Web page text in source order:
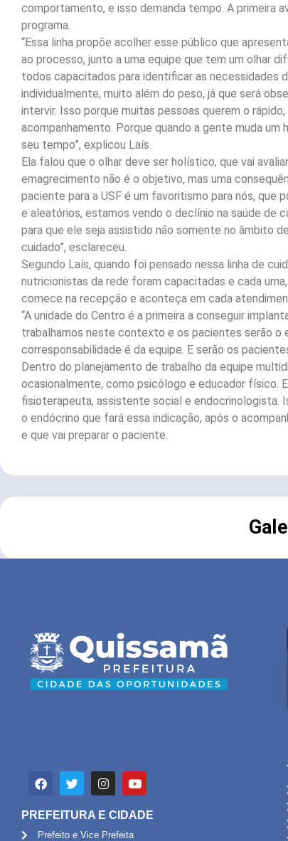
comportamento, e isso demanda tempo. A primeira
programa.
“Essa linha propõe acolher esse público que
ao processo, junto a uma equipe que tem um olhar
todos capacitados para identificar as necessidades
individualmente, muito além do peso, já que será
intervir. Isso porque muitas pessoas querem o
acompanhamento. Porque quando a gente muda
seu tempo”, explicou Laís.
Ela falou que o olhar deve ser holístico, que vai
emagrecimento não é o objetivo, mas uma
paciente para a USF é um favoritismo para nós, que
e aleatórios, estamos vendo o declínio na saúde de
para que ele seja assistido não somente no âmbito
cuidado”, esclareceu.
Segundo Laís, quando foi pensado nessa linha de
nutricionistas da rede foram capacitadas e cada
comece na recepção e aconteça em cada
“A unidade do Centro é a primeira a conseguir
trabalhamos neste contexto e os pacientes serão o
corresponsabilidade é da equipe. E serão os
Dentro do planejamento de trabalho da equipe
ocasionalmente, como psicólogo e educador físico.
fisioterapeuta, assistente social e endocrinologista.
o endócrino que fará essa indicação, após o
e que vai preparar o paciente.
PREFEITURA E CIDADE
Prefeito e Vice Prefeita